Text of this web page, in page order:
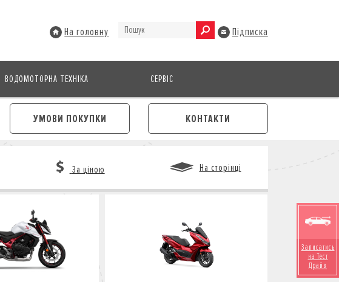
На головну Підписка
ВОДОМОТОРНА ТЕХНІКА СЕРВІС
УМОВИ ПОКУПКИ
КЛІЄНТАМ
КОНТАКТИ
Записатись
на Тест
Драйв
За ціною На сторінці